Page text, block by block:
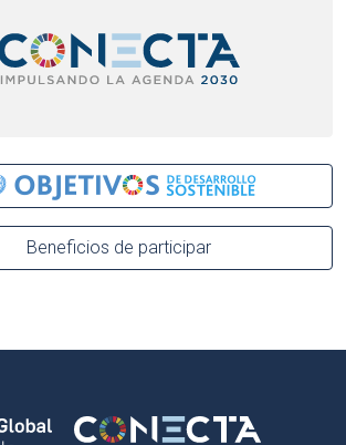
Beneficios de participar